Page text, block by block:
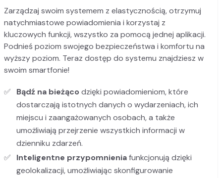
Zarządzaj swoim systemem z elastycznością, otrzymuj
natychmiastowe powiadomienia i korzystaj z
kluczowych funkcji, wszystko za pomocą jednej aplikacji.
Podnieś poziom swojego bezpieczeństwa i komfortu na
wyższy poziom. Teraz dostęp do systemu znajdziesz w
swoim smartfonie!
Bądź na bieżąco dzięki powiadomieniom, które
dostarczają istotnych danych o wydarzeniach, ich
miejscu i zaangażowanych osobach, a także
umożliwiają przejrzenie wszystkich informacji w
dzienniku zdarzeń.
Inteligentne przypomnieniafunkcjonują dzięki
geolokalizacji, umożliwiając skonfigurowanie